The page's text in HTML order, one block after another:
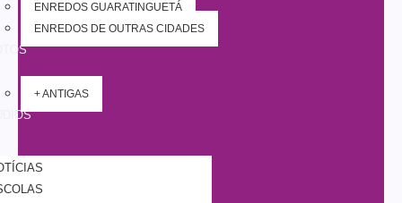
ENREDOS GUARATINGUETÁ
ENREDOS DE OUTRAS CIDADES
+ ANTIGAS